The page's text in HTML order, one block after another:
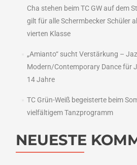
Cha stehen beim TC GW auf dem
gilt für alle Schermbecker Schüler
vierten Klasse
„Amianto“ sucht Verstärkung –
Modern/Contemporary Dance für
14 Jahre
TC Grün-Weiß begeisterte beim
vielfältigem Tanzprogramm
NEUESTE